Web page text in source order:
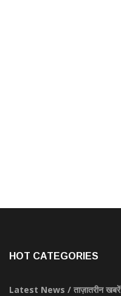
HOT CATEGORIES
Latest News / ताज़ातरीन खबरें